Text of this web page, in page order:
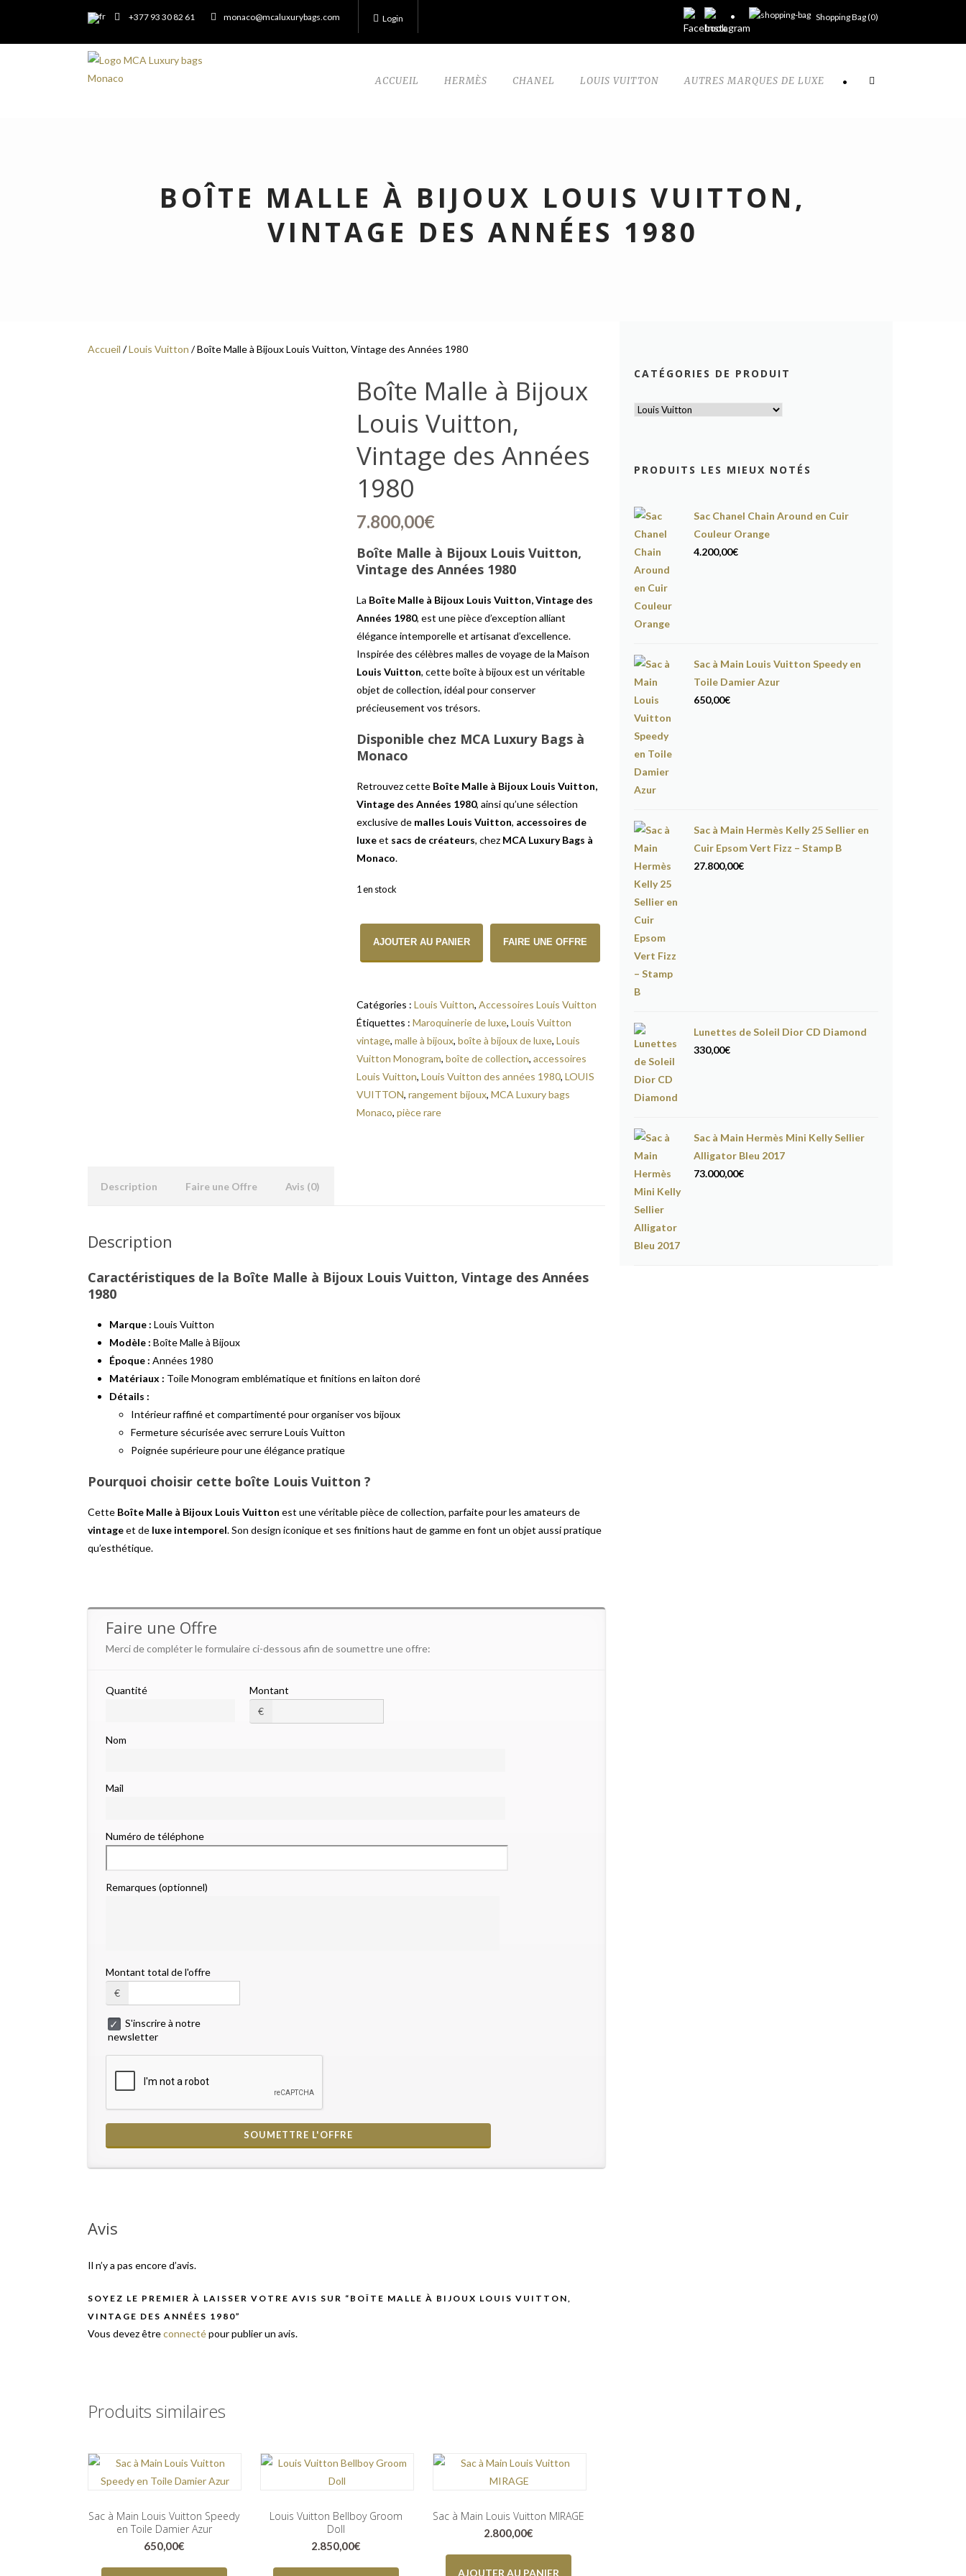
+377 93 30 82 61 monaco@mcaluxurybags.com Login Shopping Bag (0)
ACCUEIL HERMÈS CHANEL LOUIS VUITTON AUTRES MARQUES DE LUXE •
BOÎTE MALLE À BIJOUX LOUIS VUITTON,
VINTAGE DES ANNÉES 1980
Accueil /Louis Vuitton / Boîte Malle à Bijoux Louis Vuitton, Vintage des Années 1980
Boîte Malle à Bijoux
Louis Vuitton,
Vintage des Années
1980
7.800,00€
Boîte Malle à Bijoux Louis Vuitton,
Vintage des Années 1980
La Boîte Malle à Bijoux Louis Vuitton, Vintage des
Années 1980, est une pièce d’exception alliant
élégance intemporelle et artisanat d’excellence.
Inspirée des célèbres malles de voyage de la Maison
Louis Vuitton, cette boîte à bijoux est un véritable
objet de collection, idéal pour conserver
précieusement vos trésors.
Disponible chez MCA Luxury Bags à
Monaco
Retrouvez cette Boîte Malle à Bijoux Louis Vuitton,
Vintage des Années 1980, ainsi qu’une sélection
exclusive de malles Louis Vuitton, accessoires de
luxeet sacs de créateurs, chez MCA Luxury Bags à
Monaco.
1 en stock
quantité de Boîte Malle à Bijoux Louis Vuitton, Vintage des Années 1980
AJOUTER AU PANIER FAIRE UNE OFFRE
Catégories :Louis Vuitton,Accessoires Louis Vuitton
Étiquettes :Maroquinerie de luxe,Louis Vuitton
vintage,malle à bijoux,boîte à bijoux de luxe,Louis
Vuitton Monogram,boîte de collection,accessoires
Louis Vuitton,Louis Vuitton des années 1980,LOUIS
VUITTON,rangement bijoux,MCA Luxury bags
Monaco,pièce rare
Description Faire une Offre Avis (0)
Description
Caractéristiques de la Boîte Malle à Bijoux Louis Vuitton, Vintage des Années
1980
Marque : Louis Vuitton
Modèle : Boîte Malle à Bijoux
Époque : Années 1980
Matériaux : Toile Monogram emblématique et finitions en laiton doré
Détails :
Intérieur raffiné et compartimenté pour organiser vos bijoux
Fermeture sécurisée avec serrure Louis Vuitton
Poignée supérieure pour une élégance pratique
Pourquoi choisir cette boîte Louis Vuitton ?
Cette Boîte Malle à Bijoux Louis Vuitton est une véritable pièce de collection, parfaite pour les amateurs de
vintageet de luxe intemporel. Son design iconique et ses finitions haut de gamme en font un objet aussi pratique
qu’esthétique.
Faire une Offre
Merci de compléter le formulaire ci-dessous afin de soumettre une offre:
Quantité
Montant
€
Nom
Mail
Numéro de téléphone
Remarques (optionnel)
Montant total de l'offre
€
S'inscrire à notre
newsletter
Avis
Il n’y a pas encore d’avis.
SOYEZ LE PREMIER À LAISSER VOTRE AVIS SUR “BOÎTE MALLE À BIJOUX LOUIS VUITTON,
VINTAGE DES ANNÉES 1980”
Vous devez êtreconnectépour publier un avis.
Produits similaires
Sac à Main Louis Vuitton Speedy
en Toile Damier Azur
650,00€
Louis Vuitton Bellboy Groom
Doll
2.850,00€
Sac à Main Louis Vuitton MIRAGE
2.800,00€
AJOUTER AU PANIER
CATÉGORIES DE PRODUIT
PRODUITS LES MIEUX NOTÉS
Sac Chanel Chain Around en Cuir
Couleur Orange
4.200,00€
Sac à Main Louis Vuitton Speedy en
Toile Damier Azur
650,00€
Sac à Main Hermès Kelly 25 Sellier en
Cuir Epsom Vert Fizz – Stamp B
27.800,00€
Lunettes de Soleil Dior CD Diamond
330,00€
Sac à Main Hermès Mini Kelly Sellier
Alligator Bleu 2017
73.000,00€